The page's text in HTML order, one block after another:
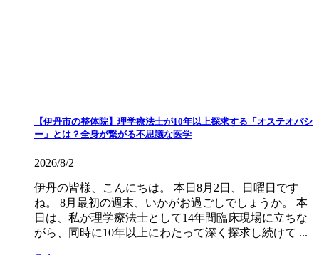
【伊丹市の整体院】理学療法士が10年以上探求する「オステオパシ
ー」とは？全身が繋がる不思議な医学
2026/8/2
伊丹の皆様、こんにちは。 本日8月2日、日曜日です
ね。 8月最初の週末、いかがお過ごしでしょうか。 本
日は、私が理学療法士として14年間臨床現場に立ちな
がら、同時に10年以上にわたって深く探求し続けて ...